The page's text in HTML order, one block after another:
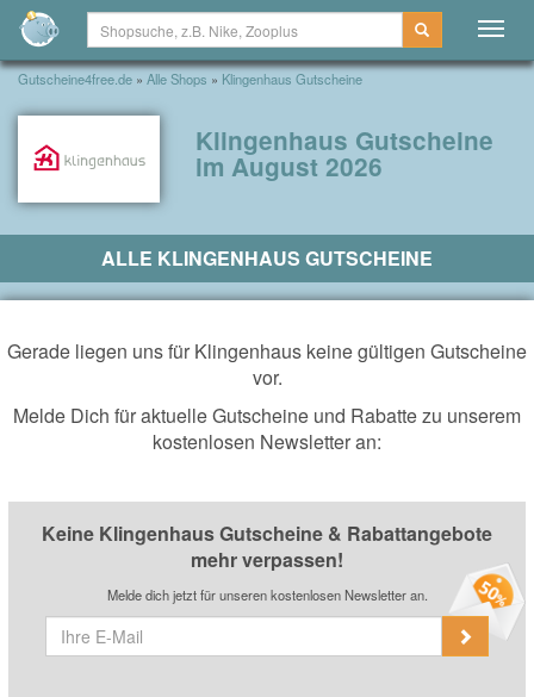
Gutscheine4free.de » Alle Shops » Klingenhaus Gutscheine
Klingenhaus Gutscheine
im August 2026
ALLE KLINGENHAUS GUTSCHEINE
Gerade liegen uns für Klingenhaus keine gültigen Gutscheine
vor.
Melde Dich für aktuelle Gutscheine und Rabatte zu unserem
kostenlosen Newsletter an:
Keine Klingenhaus Gutscheine & Rabattangebote
mehr verpassen!
Melde dich jetzt für unseren kostenlosen Newsletter an.